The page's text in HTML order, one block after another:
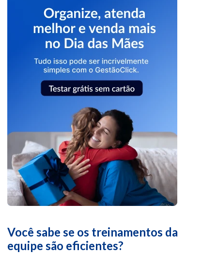
Você sabe se os treinamentos da
equipe são eficientes?